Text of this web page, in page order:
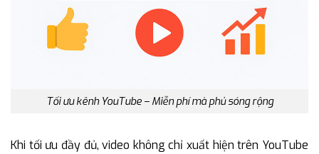
Tối ưu kênh YouTube – Miễn phí mà phủ sóng rộng
Khi tối ưu đầy đủ, video không chỉ xuất hiện trên YouTube